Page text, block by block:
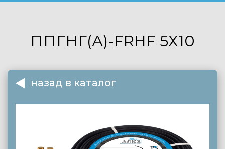
ППГНГ(А)-FRHF 5Х10
назад в каталог